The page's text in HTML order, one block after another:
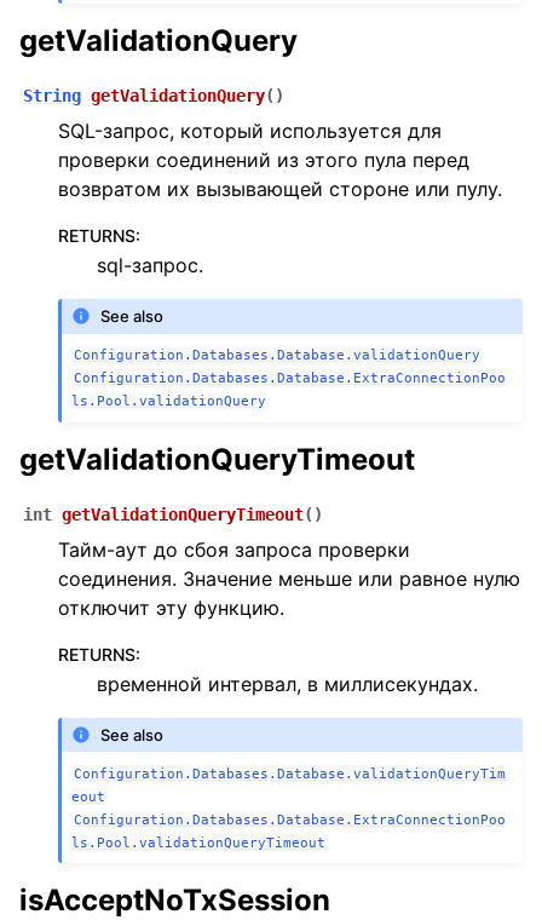
getValidationQuery
String getValidationQuery( )
SQL-запрос, который используется для
проверки соединений из этого пула перед
возвратом их вызывающей стороне или пулу.
RETURNS:
sql-запрос.
See also
Configuration.Databases.Database.validationQuery
Configuration.Databases.Database.ExtraConnectionPoo
ls.Pool.validationQuery
getValidationQueryTimeout
int getValidationQueryTimeout( )
Тайм-аут до сбоя запроса проверки
соединения. Значение меньше или равное нулю
отключит эту функцию.
RETURNS:
временной интервал, в миллисекундах.
See also
Configuration.Databases.Database.validationQueryTim
eout
Configuration.Databases.Database.ExtraConnectionPoo
ls.Pool.validationQueryTimeout
isAcceptNoTxSession